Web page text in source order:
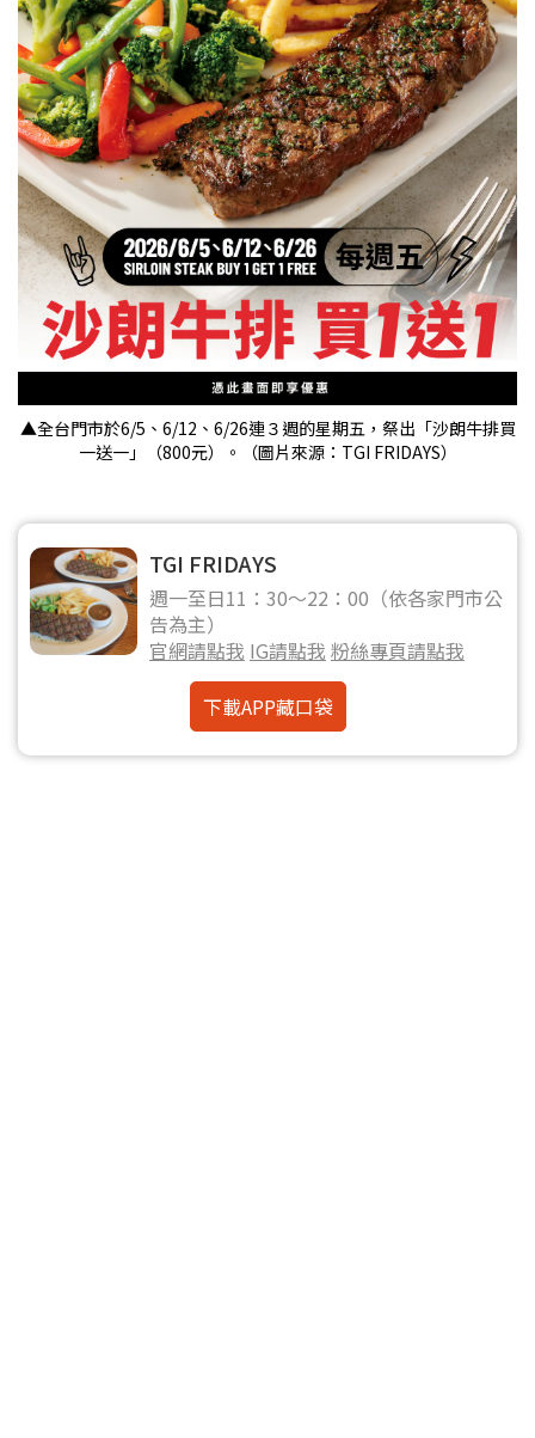
▲全台門市於6/5、6/12、6/26連３週的星期五，祭出「沙朗牛排買
一送一」（800元）。（圖片來源：TGI FRIDAYS）
TGI FRIDAYS
週一至日11：30～22：00（依各家門市公
告為主）
官網請點我 IG請點我 粉絲專頁請點我
下載APP藏口袋